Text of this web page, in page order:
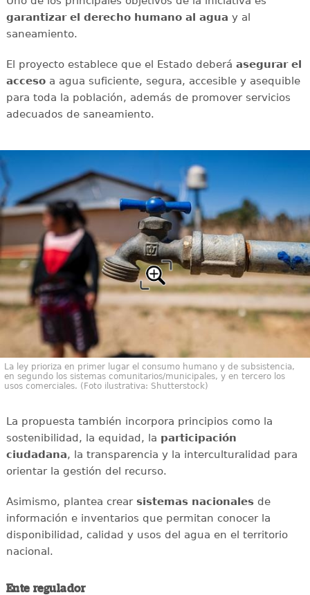
garantizar el derecho humano al agua y al
saneamiento.
El proyecto establece que el Estado deberá asegurar el
accesoa agua suficiente, segura, accesible y asequible
para toda la población, además de promover servicios
adecuados de saneamiento.
La ley prioriza en primer lugar el consumo humano y de subsistencia,
en segundo los sistemas comunitarios/municipales, y en tercero los
usos comerciales. (Foto ilustrativa: Shutterstock)
La propuesta también incorpora principios como la
sostenibilidad, la equidad, la participación
ciudadana, la transparencia y la interculturalidad para
orientar la gestión del recurso.
Asimismo, plantea crear sistemas nacionalesde
información e inventarios que permitan conocer la
disponibilidad, calidad y usos del agua en el territorio
nacional.
Ente regulador